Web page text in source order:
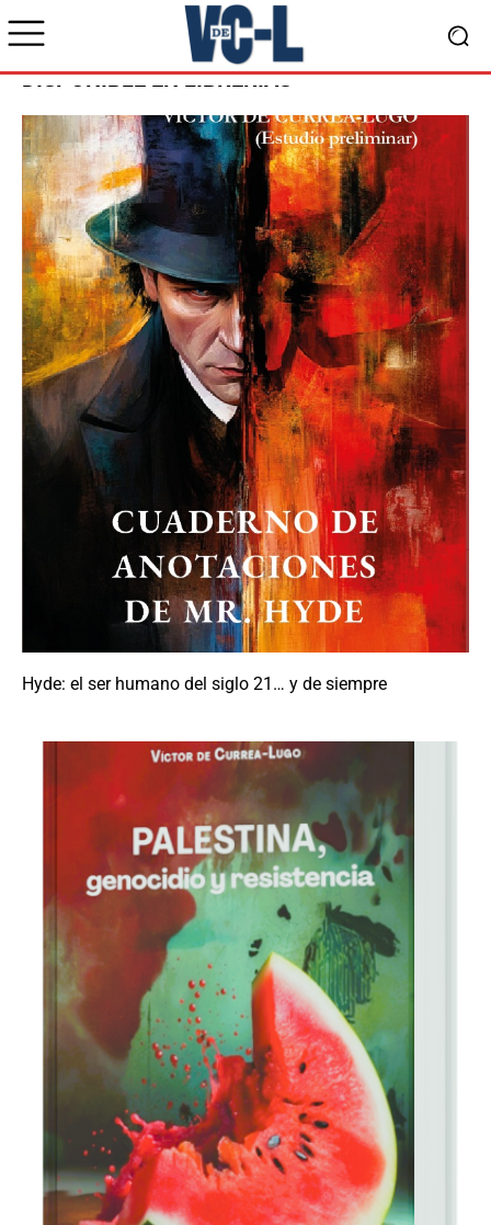
DISPONIBLE EN LIBRERÍAS
Hyde: el ser humano del siglo 21… y de siempre